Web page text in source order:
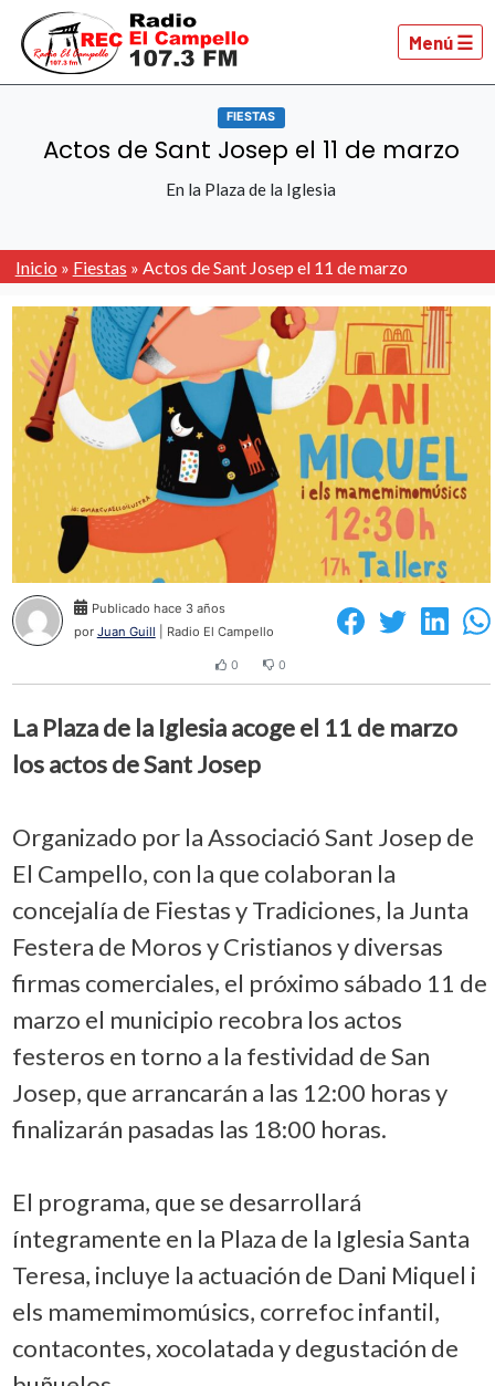
Menú ☰
FIESTAS
Actos de Sant Josep el 11 de marzo
En la Plaza de la Iglesia
Inicio » Fiestas » Actos de Sant Josep el 11 de marzo
Publicado hace 3 años
por Juan Guill | Radio El Campello
0 0
La Plaza de la Iglesia acoge el 11 de marzo
los actos de Sant Josep
Organizado por la Associació Sant Josep de
El Campello, con la que colaboran la
concejalía de Fiestas y Tradiciones, la Junta
Festera de Moros y Cristianos y diversas
firmas comerciales, el próximo sábado 11 de
marzo el municipio recobra los actos
festeros en torno a la festividad de San
Josep, que arrancarán a las 12:00 horas y
finalizarán pasadas las 18:00 horas.
El programa, que se desarrollará
íntegramente en la Plaza de la Iglesia Santa
Teresa, incluye la actuación de Dani Miquel i
els mamemimomúsics, correfoc infantil,
contacontes, xocolatada y degustación de